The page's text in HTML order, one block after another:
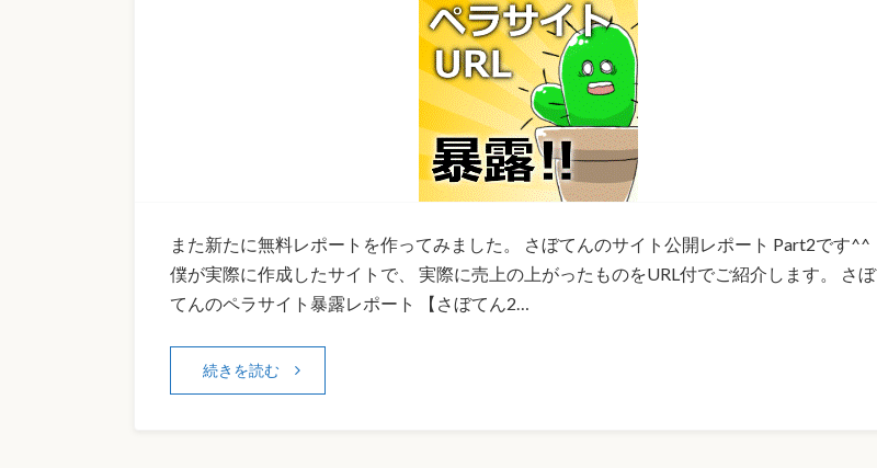
また新たに無料レポートを作ってみました。 さぼてんのサイト公開レポート Part2です^^
僕が実際に作成したサイトで、 実際に売上の上がったものをURL付でご紹介します。 さぼ
てんのペラサイト暴露レポート 【さぼてん2…
続きを読む